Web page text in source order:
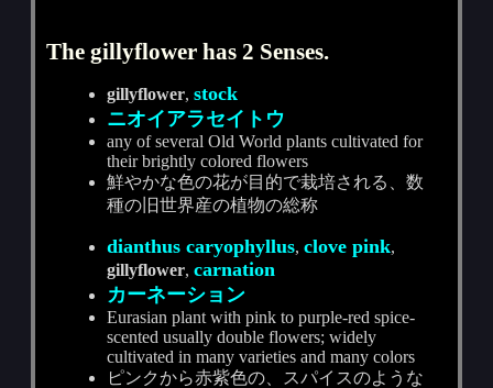
The gillyflower has 2 Senses.
gillyflower,stock
ニオイアラセイトウ
any of several Old World plants cultivated for
their brightly colored flowers
鮮やかな色の花が目的で栽培される、数
種の旧世界産の植物の総称
dianthus caryophyllus,clove pink,
gillyflower,carnation
カーネーション
Eurasian plant with pink to purple-red spice-
scented usually double flowers; widely
cultivated in many varieties and many colors
ピンクから赤紫色の、スパイスのような